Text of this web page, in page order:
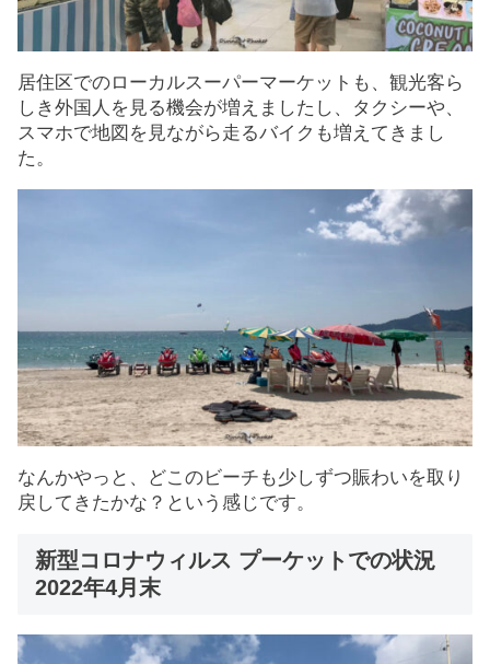
居住区でのローカルスーパーマーケットも、観光客ら
しき外国人を見る機会が増えましたし、タクシーや、
スマホで地図を見ながら走るバイクも増えてきまし
た。
なんかやっと、どこのビーチも少しずつ賑わいを取り
戻してきたかな？という感じです。
新型コロナウィルス プーケットでの状況
2022年4月末